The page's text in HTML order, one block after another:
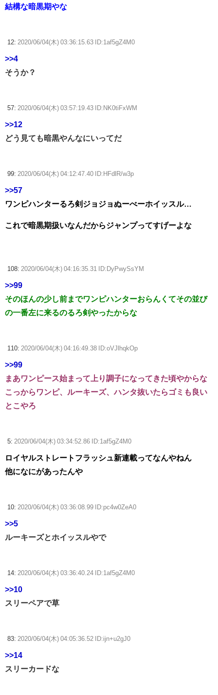
結構な暗黒期やな
12: 2020/06/04(木) 03:36:15.63 ID:1af5gZ4M0
>>4
そうか？
57: 2020/06/04(木) 03:57:19.43 ID:NK0tiFxWM
>>12
どう見ても暗黒やんなにいってだ
99: 2020/06/04(木) 04:12:47.40 ID:HFdlR/w3p
>>57
ワンピハンターるろ剣ジョジョぬーべーホイッスル…
これで暗黒期扱いなんだからジャンプってすげーよな
108: 2020/06/04(木) 04:16:35.31 ID:DyPwySsYM
>>99
そのほんの少し前までワンピハンターおらんくてその並び
の一番左に来るのるろ剣やったからな
110: 2020/06/04(木) 04:16:49.38 ID:oVJlhqkOp
>>99
まあワンピース始まって上り調子になってきた頃やからな
こっからワンピ、ルーキーズ、ハンタ抜いたらゴミも良い
とこやろ
5: 2020/06/04(木) 03:34:52.86 ID:1af5gZ4M0
ロイヤルストレートフラッシュ新連載ってなんやねん
他になにがあったんや
10: 2020/06/04(木) 03:36:08.99 ID:pc4w0ZeA0
>>5
ルーキーズとホイッスルやで
14: 2020/06/04(木) 03:36:40.24 ID:1af5gZ4M0
>>10
スリーペアで草
83: 2020/06/04(木) 04:05:36.52 ID:ijn+u2gJ0
>>14
スリーカードな